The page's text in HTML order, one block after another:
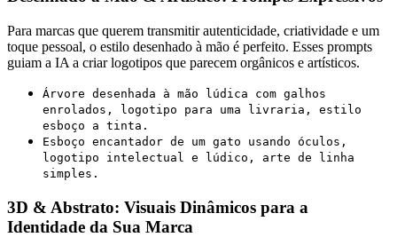
Para marcas que querem transmitir autenticidade, criatividade e um
toque pessoal, o estilo desenhado à mão é perfeito. Esses prompts
guiam a IA a criar logotipos que parecem orgânicos e artísticos.
Árvore desenhada à mão lúdica com galhos
enrolados, logotipo para uma livraria, estilo
esboço a tinta.
Esboço encantador de um gato usando óculos,
logotipo intelectual e lúdico, arte de linha
simples.
3D & Abstrato: Visuais Dinâmicos para a
Identidade da Sua Marca